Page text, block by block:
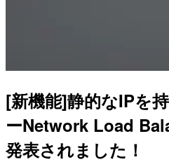
[新機能]静的なIPを
ーNetwork Load
発表されました！